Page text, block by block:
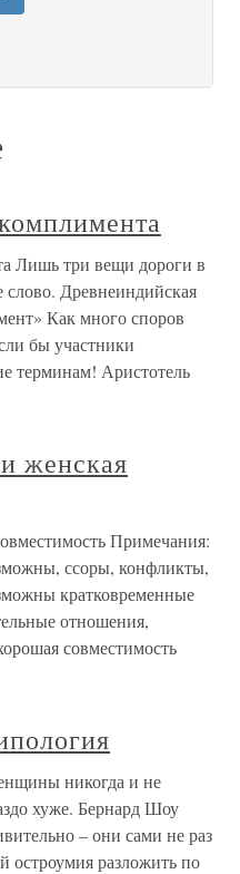
Лишь три вещи дороги в
слово. Древнеиндийская
Как много споров
бы участники
терминам! Аристотель
женская
Примечания:
ссоры, конфликты,
кратковременные
отношения,
совместимость
никогда и не
хуже. Бернард Шоу
– они сами не раз
остроумия разложить по